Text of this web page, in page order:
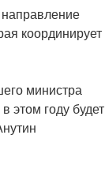
координирует
министра
этом году будет